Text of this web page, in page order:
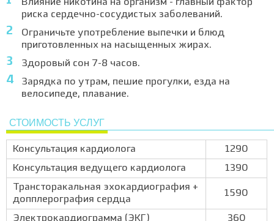
Влияние никотина на организм - главный фактор
риска сердечно-сосудистых заболеваний.
Ограничьте употребление выпечки и блюд
приготовленных на насыщенных жирах.
Здоровый сон 7-8 часов.
Зарядка по утрам, пешие прогулки, езда на
велосипеде, плавание.
СТОИМОСТЬ УСЛУГ
Консультация кардиолога
1290
Консультация ведущего кардиолога
1390
Трансторакальная эхокардиография +
допплерография сердца
1590
Электрокардиограмма (ЭКГ) 360